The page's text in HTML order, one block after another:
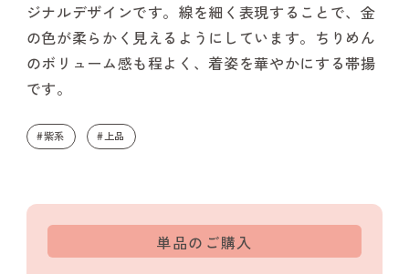
ジナルデザインです。線を細く表現することで、金
の色が柔らかく見えるようにしています。ちりめん
のボリューム感も程よく、着姿を華やかにする帯揚
です。
#紫系 #上品
単品のご購入